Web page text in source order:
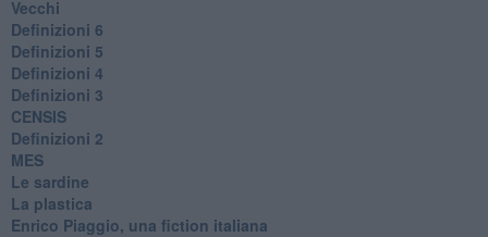
Vecchi
Definizioni 6
Definizioni 5
Definizioni 4
Definizioni 3
CENSIS
​Definizioni 2
MES
Le sardine
La plastica
​Enrico Piaggio, una fiction italiana